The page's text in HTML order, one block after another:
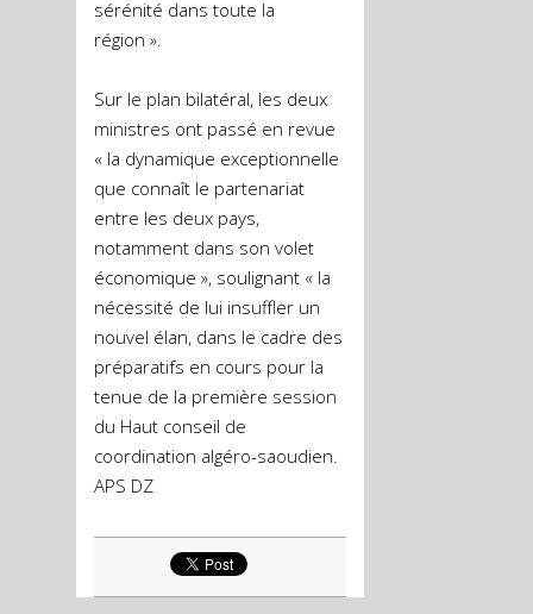
sérénité dans toute la
région ».
Sur le plan bilatéral, les deux
ministres ont passé en revue
« la dynamique exceptionnelle
que connaît le partenariat
entre les deux pays,
notamment dans son volet
économique », soulignant « la
nécessité de lui insuffler un
nouvel élan, dans le cadre des
préparatifs en cours pour la
tenue de la première session
du Haut conseil de
coordination algéro-saoudien.
APS DZ